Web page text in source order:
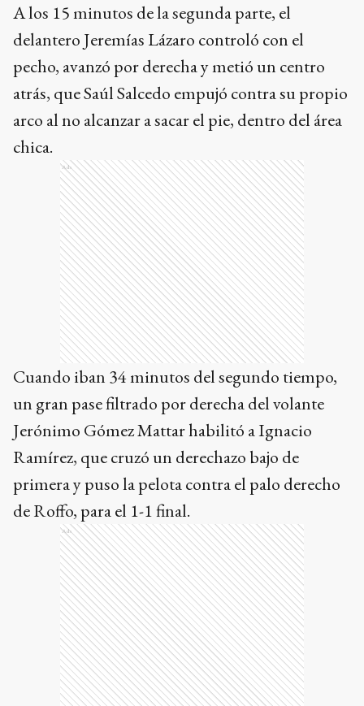
A los 15 minutos de la segunda parte, el
delantero Jeremías Lázaro controló con el
pecho, avanzó por derecha y metió un centro
atrás, que Saúl Salcedo empujó contra su propio
arco al no alcanzar a sacar el pie, dentro del área
chica.
Ads
Cuando iban 34 minutos del segundo tiempo,
un gran pase filtrado por derecha del volante
Jerónimo Gómez Mattar habilitó a Ignacio
Ramírez, que cruzó un derechazo bajo de
primera y puso la pelota contra el palo derecho
de Roffo, para el 1-1 final.
Ads